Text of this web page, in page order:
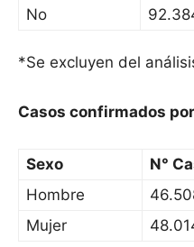
No
*Se excluyen del
Casos confirmados
Sexo N°
Hombre
Mujer